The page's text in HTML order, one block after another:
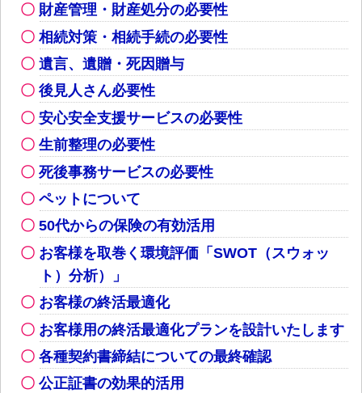
財産管理・財産処分の必要性
相続対策・相続手続の必要性
遺言、遺贈・死因贈与
後見人さん必要性
安心安全支援サービスの必要性
生前整理の必要性
死後事務サービスの必要性
ペットについて
50代からの保険の有効活用
お客様を取巻く環境評価「SWOT（スウォッ
ト）分析）」
お客様の終活最適化
お客様用の終活最適化プランを設計いたします
各種契約書締結についての最終確認
公正証書の効果的活用